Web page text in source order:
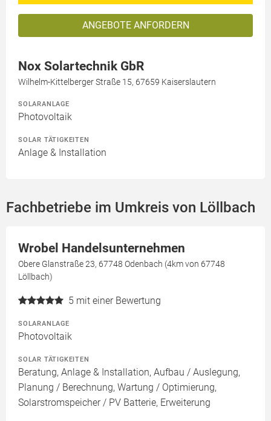
ANGEBOTE ANFORDERN
Nox Solartechnik GbR
Wilhelm-Kittelberger Straße 15, 67659 Kaiserslautern
SOLARANLAGE
Photovoltaik
SOLAR TÄTIGKEITEN
Anlage & Installation
Fachbetriebe im Umkreis von Löllbach
Wrobel Handelsunternehmen
Obere Glanstraße 23, 67748 Odenbach (4km von 67748
Löllbach)
5 mit einer Bewertung
SOLARANLAGE
Photovoltaik
SOLAR TÄTIGKEITEN
Beratung, Anlage & Installation, Aufbau / Auslegung,
Planung / Berechnung, Wartung / Optimierung,
Solarstromspeicher / PV Batterie, Erweiterung